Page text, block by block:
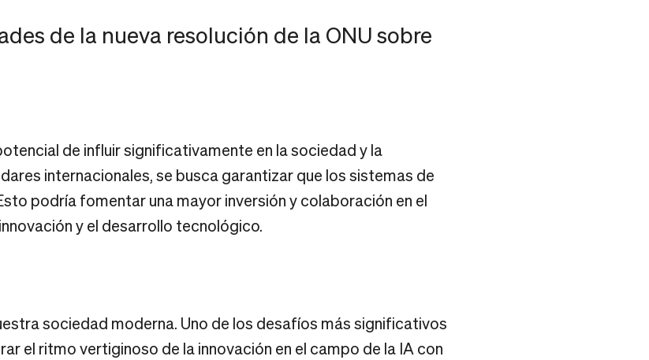
de la nueva resolución de la ONU sobre
de influir significativamente en la sociedad y la
internacionales, se busca garantizar que los sistemas de
podría fomentar una mayor inversión y colaboración en el
y el desarrollo tecnológico.
sociedad moderna. Uno de los desafíos más significativos
el ritmo vertiginoso de la innovación en el campo de la IA con